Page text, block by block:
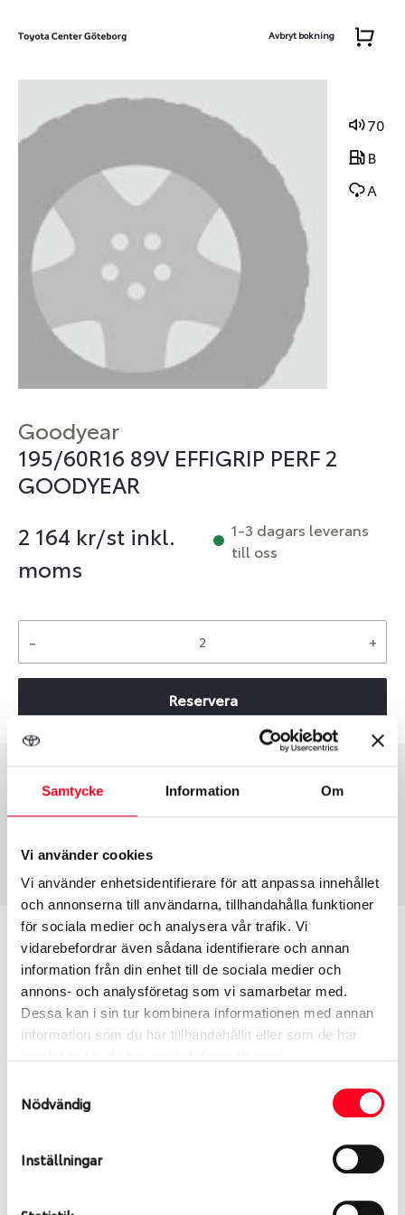
Samtycke Information Om
Vi använder cookies
Vi använder enhetsidentifierare för att anpassa innehållet
och annonserna till användarna, tillhandahålla funktioner
för sociala medier och analysera vår trafik. Vi
vidarebefordrar även sådana identifierare och annan
information från din enhet till de sociala medier och
annons- och analysföretag som vi samarbetar med.
Dessa kan i sin tur kombinera informationen med annan
information som du har tillhandahållit eller som de har
Nödvändig
Inställningar
Avbryt bokning
70
B
A
Goodyear
195/60R16 89V EFFIGRIP PERF 2
GOODYEAR
2 164 kr/st inkl.
moms
1-3 dagars leverans
till oss
- +
Reservera
Däcktyp
Sommar
Däckstorlek
195/60 R 16 89V
2743
Passar detta däck min bil?
Ange registreringsnummer för att se om det däck
du valt passar din bilmodell. Om du köper däck som
skall sättas på dina befintliga fälgar, se till att kolla
årens lopp och inte vara samma dimension som
bilen hade ut från fabrik.